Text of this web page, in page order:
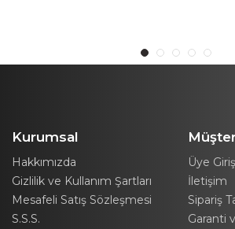
Kurumsal
Hakkımızda
Gizlilik ve Kullanım Şartları
Mesafeli Satış Sözleşmesi
S.S.S.
Üye
İletişim
Sipariş
Garanti